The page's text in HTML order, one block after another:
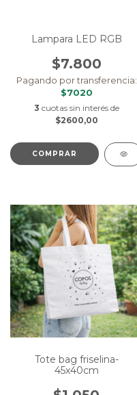
Lampara LED RGB
$7.800
Pagando por transferencia:
$7020
3 cuotas sin interés de
$2600,00
Tote bag friselina-
45x40cm